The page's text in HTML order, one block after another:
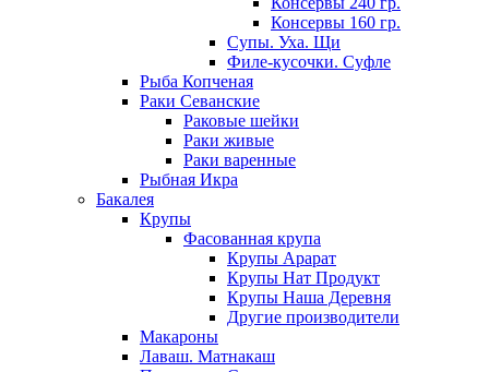
Консервы 160 гр.
Супы. Уха. Щи
Филе-кусочки. Суфле
Рыба Копченая
Раки Севанские
Раковые шейки
Раки живые
Раки варенные
Рыбная Икра
Бакалея
Крупы
Фасованная крупа
Крупы Арарат
Крупы Нат Продукт
Крупы Наша Деревня
Другие производители
Макароны
Лаваш. Матнакаш